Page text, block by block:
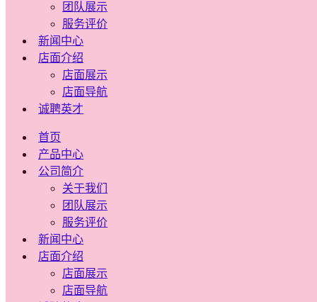
团队展示
服务评价
新闻中心
店面介绍
店面展示
店面导航
诚聘英才
首页
产品中心
公司简介
关于我们
团队展示
服务评价
新闻中心
店面介绍
店面展示
店面导航